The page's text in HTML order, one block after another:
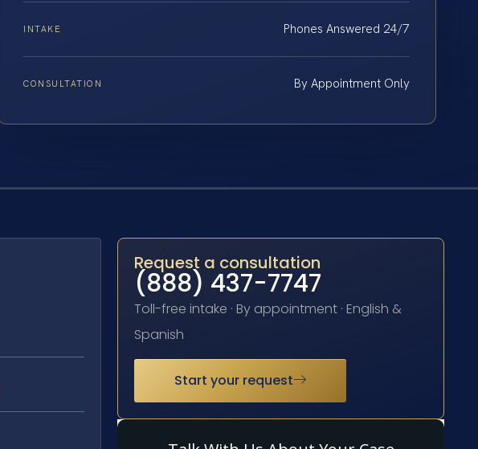
INTAKE Phones Answered 24/7
CONSULTATION By Appointment Only
Request a consultation
(888) 437-7747
Toll-free intake · By appointment · English &
Spanish
Start your request